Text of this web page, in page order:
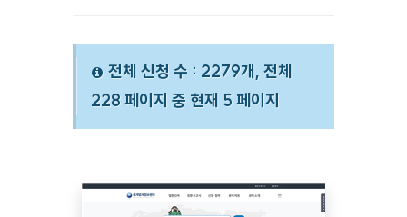
전체 신청 수 : 2279개, 전체
228 페이지 중 현재 5 페이지